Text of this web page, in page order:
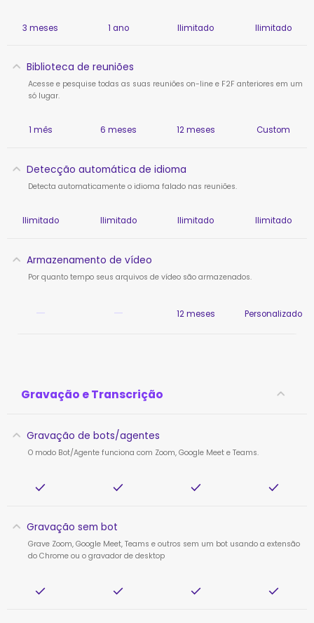
3 meses 1 ano Ilimitado Ilimitado
Biblioteca de reuniões
Acesse e pesquise todas as suas reuniões on-line e F2F anteriores em um
só lugar.
1 mês 6 meses 12 meses Custom
Detecção automática de idioma
Detecta automaticamente o idioma falado nas reuniões.
Ilimitado Ilimitado Ilimitado Ilimitado
Armazenamento de vídeo
Por quanto tempo seus arquivos de vídeo são armazenados.
— — 12 meses Personalizado
Gravação e Transcrição
Gravação de bots/agentes
O modo Bot/Agente funciona com Zoom, Google Meet e Teams.
Gravação sem bot
Grave Zoom, Google Meet, Teams e outros sem um bot usando a extensão
do Chrome ou o gravador de desktop